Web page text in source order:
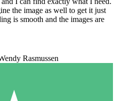
the image as well to get it just
is smooth and the images are
Rasmussen